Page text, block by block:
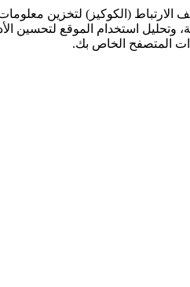
الارتباط (الكوكيز) لتخزين
وتحليل استخدام الموقع لتحسين
المتصفح الخاص بك.